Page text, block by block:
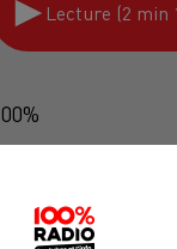
Lecture (2 min